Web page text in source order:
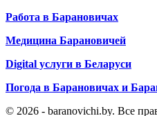
Работа в Барановичах
Медицина Барановичей
Digital услуги в Беларуси
Погода в Барановичах и
© 2026 - baranovichi.by. Все